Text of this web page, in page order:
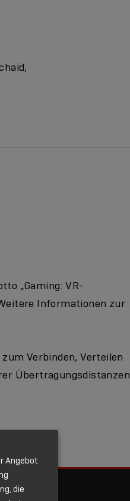
„Gaming: VR-
Informationen zur
Verbinden, Verteilen
Übertragungsdistanzen
Angebot
die